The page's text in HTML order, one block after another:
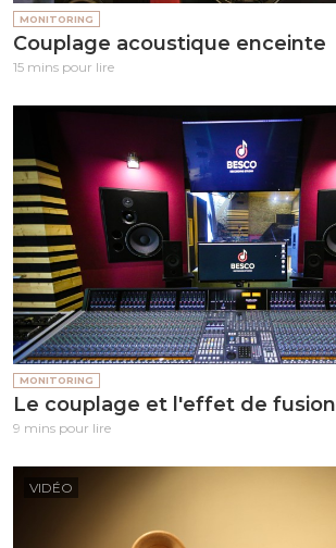
MONITORING
Couplage acoustique enceinte
15 mins pour lire
MONITORING
Le couplage et l'effet de fusion
9 mins pour lire
VIDÉO